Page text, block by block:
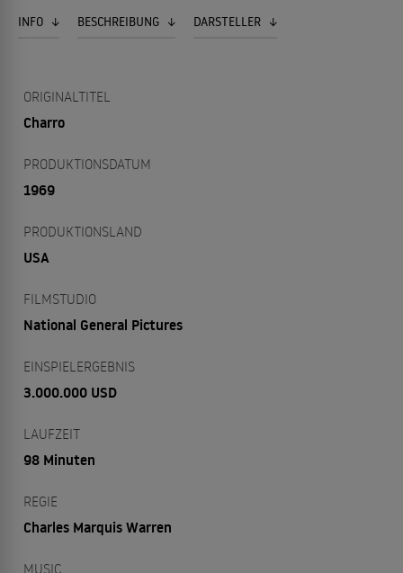
INFO BESCHREIBUNG DARSTELLER
ORIGINALTITEL
Charro
PRODUKTIONSDATUM
1969
PRODUKTIONSLAND
USA
FILMSTUDIO
National General Pictures
EINSPIELERGEBNIS
3.000.000 USD
LAUFZEIT
98 Minuten
REGIE
Charles Marquis Warren
MUSIC